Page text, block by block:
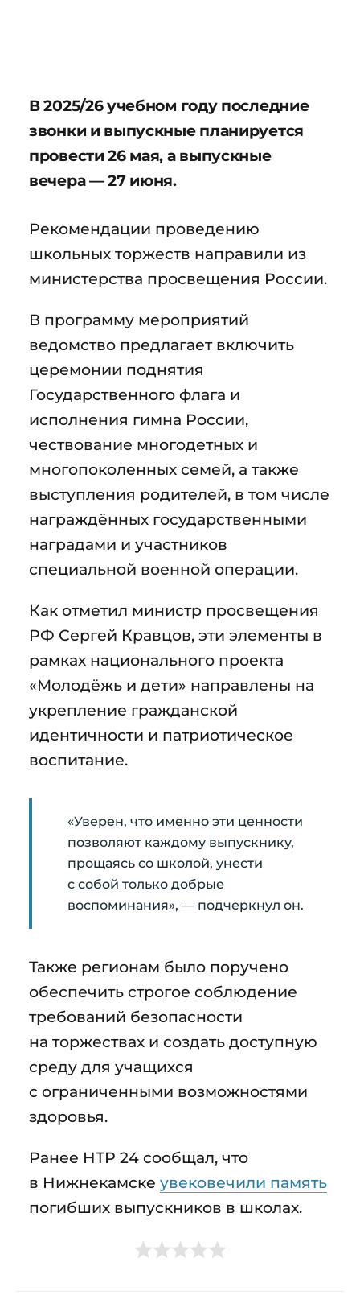
В 2025/26 учебном году последние
звонки и выпускные планируется
провести 26 мая, а выпускные
вечера — 27 июня.
Рекомендации проведению
школьных торжеств направили из
министерства просвещения России.
В программу мероприятий
ведомство предлагает включить
церемонии поднятия
Государственного флага и
исполнения гимна России,
чествование многодетных и
многопоколенных семей, а также
выступления родителей, в том числе
награждённых государственными
наградами и участников
специальной военной операции.
Как отметил министр просвещения
РФ Сергей Кравцов, эти элементы в
рамках национального проекта
«Молодёжь и дети» направлены на
укрепление гражданской
идентичности и патриотическое
воспитание.
«Уверен, что именно эти ценности
позволяют каждому выпускнику,
прощаясь со школой, унести
с собой только добрые
воспоминания», — подчеркнул он.
Также регионам было поручено
обеспечить строгое соблюдение
требований безопасности
на торжествах и создать доступную
среду для учащихся
с ограниченными возможностями
здоровья.
Ранее НТР 24 сообщал, что
в Нижнекамске увековечили память
погибших выпускников в школах.